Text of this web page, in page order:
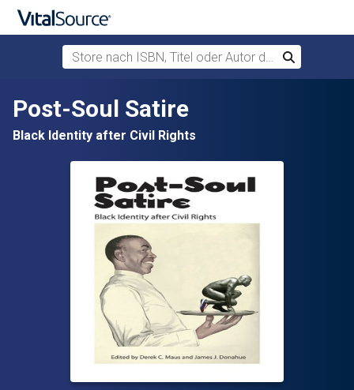
Zum Hauptinhalt springen
Store nach ISBN, Titel oder Autor durchsuchen
Suchen
Post-Soul Satire
Black Identity after Civil Rights